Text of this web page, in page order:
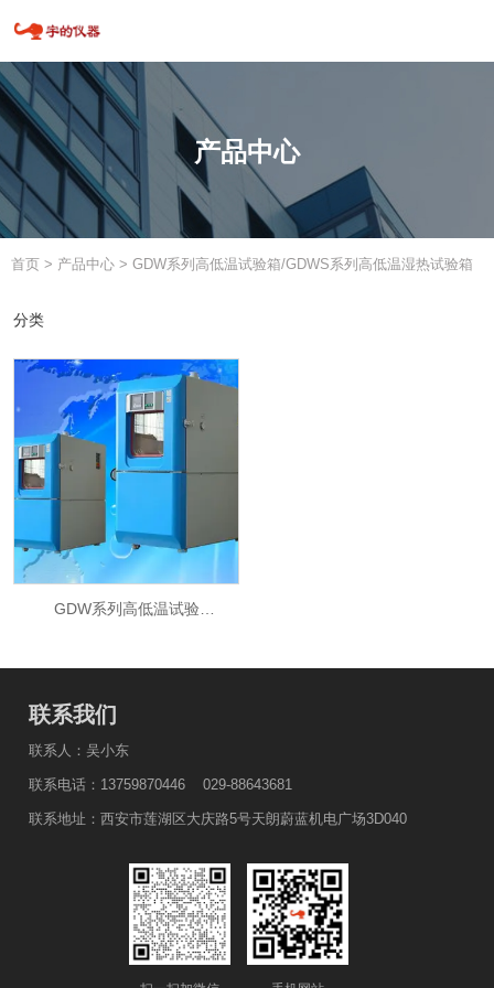
产品中心
首页 > 产品中心 > GDW系列高低温试验箱/GDWS系列高低温湿热试验箱
分类
GDW系列高低温试验
验箱
分类
GDW系列高低温试验
验箱
联系我们
联系人：吴小东
联系电话：13759870446 029-88643681
联系地址：西安市莲湖区大庆路5号天朗蔚蓝机电广场3D040